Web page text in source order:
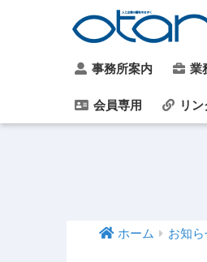
事務所案内 業
会員専用 リン
ホーム お知ら